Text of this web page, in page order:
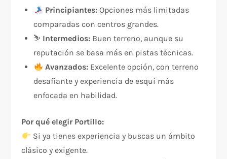
Principiantes:Opciones más limitadas
comparadas con centros grandes.
⛷️ Intermedios: Buen terreno, aunque su
reputación se basa más en pistas técnicas.
Avanzados:Excelente opción, con terreno
desafiante y experiencia de esquí más
enfocada en habilidad.
Por qué elegir Portillo:
Si ya tienes experiencia y buscas un ámbito
clásico y exigente.